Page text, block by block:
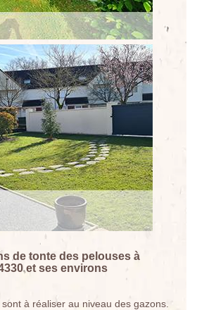
de tonte des pelouses à
et ses environs
à réaliser au niveau des gazons.